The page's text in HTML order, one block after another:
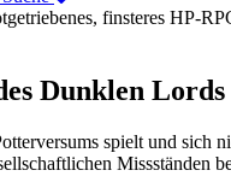
finsteres HP-
Dunklen Lords
spielt und sich
Missständen